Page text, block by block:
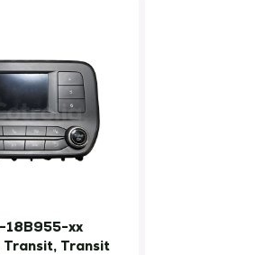
18B955-xx
Transit, Transit